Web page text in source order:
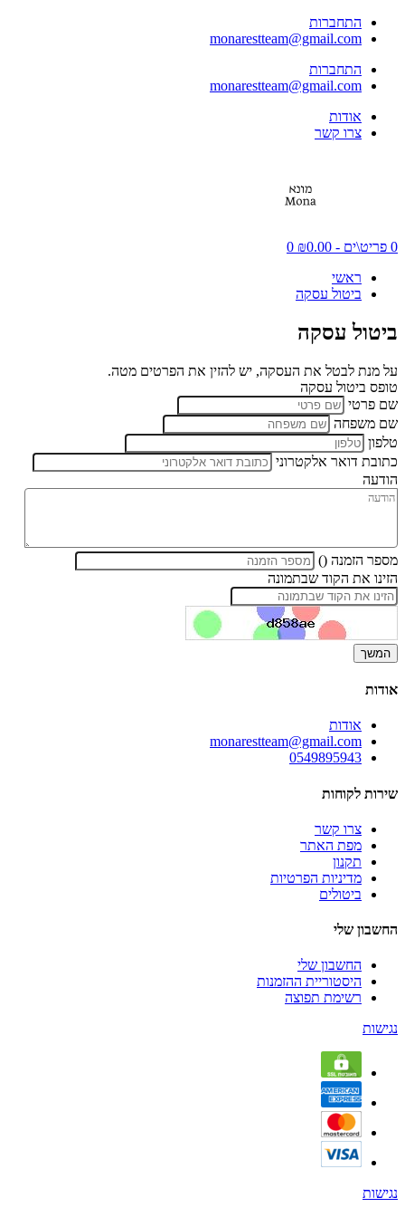
התחברות
monarestteam@gmail.com
התחברות
monarestteam@gmail.com
אודות
צרו קשר
0 פריט\ים - ₪0.00
0
ראשי
ביטול עסקה
ביטול עסקה
על מנת לבטל את העסקה, יש להזין את הפרטים מטה.
טופס ביטול עסקה
שם פרטי
שם משפחה
טלפון
כתובת דואר אלקטרוני
הודעה
מספר הזמנה ()
הזינו את הקוד שבתמונה
אודות
אודות
monarestteam@gmail.com
0549895943
שירות לקוחות
צרו קשר
מפת האתר
תקנון
מדיניות הפרטיות
ביטולים
החשבון שלי
החשבון שלי
היסטוריית ההזמנות
רשימת תפוצה
נגישות
נגישות